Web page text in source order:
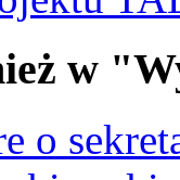
w
o